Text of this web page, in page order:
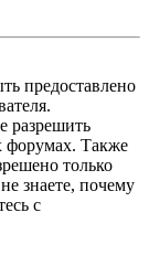
предоставлено
разрешить
форумах. Также
только
знаете, почему
с